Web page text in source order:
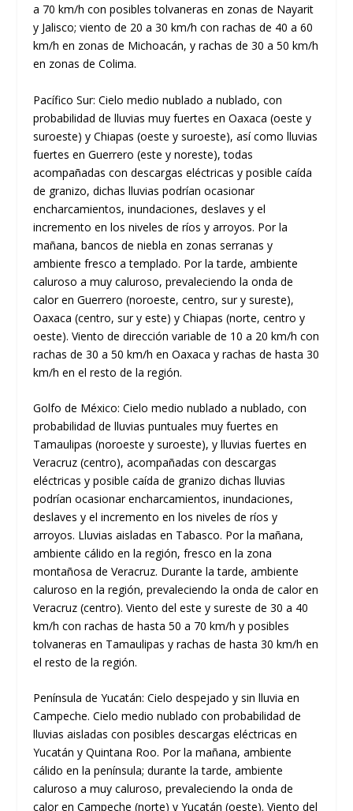
a 70 km/h con posibles tolvaneras en zonas de Nayarit
y Jalisco; viento de 20 a 30 km/h con rachas de 40 a 60
km/h en zonas de Michoacán, y rachas de 30 a 50 km/h
en zonas de Colima.
Pacífico Sur: Cielo medio nublado a nublado, con
probabilidad de lluvias muy fuertes en Oaxaca (oeste y
suroeste) y Chiapas (oeste y suroeste), así como lluvias
fuertes en Guerrero (este y noreste), todas
acompañadas con descargas eléctricas y posible caída
de granizo, dichas lluvias podrían ocasionar
encharcamientos, inundaciones, deslaves y el
incremento en los niveles de ríos y arroyos. Por la
mañana, bancos de niebla en zonas serranas y
ambiente fresco a templado. Por la tarde, ambiente
caluroso a muy caluroso, prevaleciendo la onda de
calor en Guerrero (noroeste, centro, sur y sureste),
Oaxaca (centro, sur y este) y Chiapas (norte, centro y
oeste). Viento de dirección variable de 10 a 20 km/h con
rachas de 30 a 50 km/h en Oaxaca y rachas de hasta 30
km/h en el resto de la región.
Golfo de México: Cielo medio nublado a nublado, con
probabilidad de lluvias puntuales muy fuertes en
Tamaulipas (noroeste y suroeste), y lluvias fuertes en
Veracruz (centro), acompañadas con descargas
eléctricas y posible caída de granizo dichas lluvias
podrían ocasionar encharcamientos, inundaciones,
deslaves y el incremento en los niveles de ríos y
arroyos. Lluvias aisladas en Tabasco. Por la mañana,
ambiente cálido en la región, fresco en la zona
montañosa de Veracruz. Durante la tarde, ambiente
caluroso en la región, prevaleciendo la onda de calor en
Veracruz (centro). Viento del este y sureste de 30 a 40
km/h con rachas de hasta 50 a 70 km/h y posibles
tolvaneras en Tamaulipas y rachas de hasta 30 km/h en
el resto de la región.
Península de Yucatán: Cielo despejado y sin lluvia en
Campeche. Cielo medio nublado con probabilidad de
lluvias aisladas con posibles descargas eléctricas en
Yucatán y Quintana Roo. Por la mañana, ambiente
cálido en la península; durante la tarde, ambiente
caluroso a muy caluroso, prevaleciendo la onda de
calor en Campeche (norte) y Yucatán (oeste). Viento del